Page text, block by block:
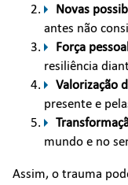
Novas
antes não
Força
resiliência
Valorização
presente e
mundo e no
Assim, o trauma